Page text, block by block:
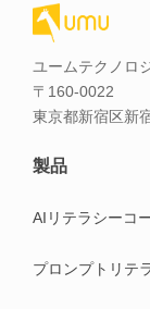
ユームテクノロ
〒160-0022
東京都新宿区新
製品
AIリテラシーコ
プロンプトリテ